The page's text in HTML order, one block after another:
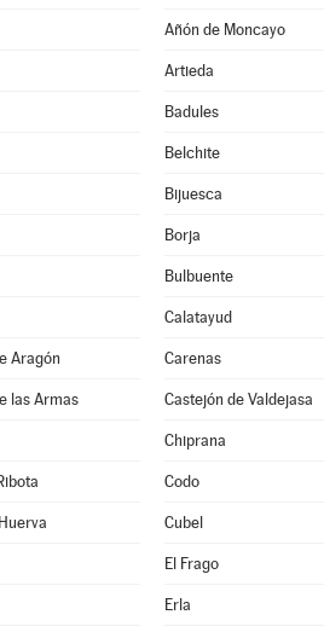
Añón de Moncayo
Artieda
Badules
Belchite
Bijuesca
Borja
Bulbuente
Calatayud
Aragón Carenas
las Armas Castejón de Valdejasa
Chiprana
Codo
Cubel
El Frago
Erla